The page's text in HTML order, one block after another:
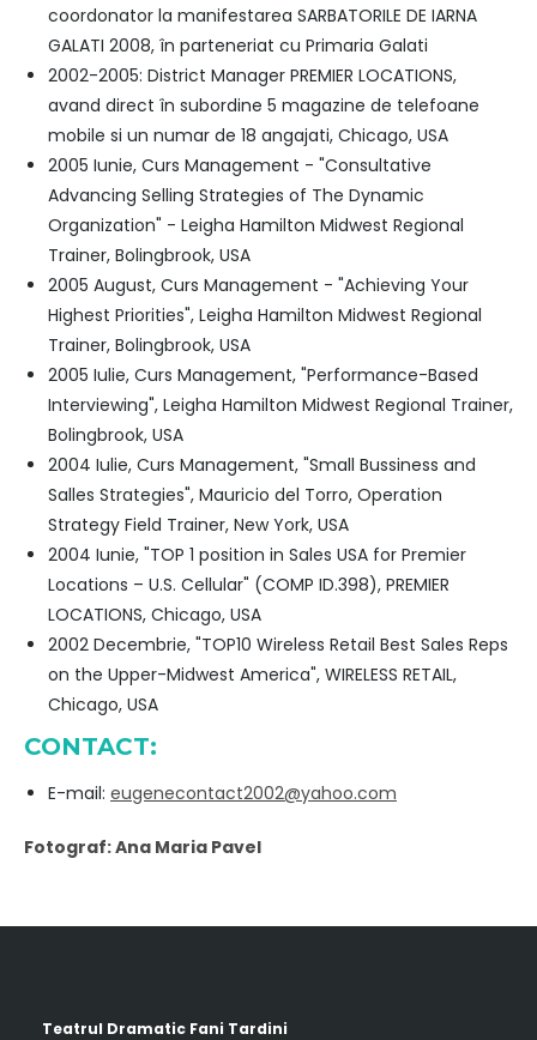
coordonator la manifestarea SARBATORILE DE IARNA
GALATI 2008, în parteneriat cu Primaria Galati
2002-2005: District Manager PREMIER LOCATIONS,
avand direct în subordine 5 magazine de telefoane
mobile si un numar de 18 angajati, Chicago, USA
2005 Iunie, Curs Management - "Consultative
Advancing Selling Strategies of The Dynamic
Organization" - Leigha Hamilton Midwest Regional
Trainer, Bolingbrook, USA
2005 August, Curs Management - "Achieving Your
Highest Priorities", Leigha Hamilton Midwest Regional
Trainer, Bolingbrook, USA
2005 Iulie, Curs Management, "Performance-Based
Interviewing", Leigha Hamilton Midwest Regional Trainer,
Bolingbrook, USA
2004 Iulie, Curs Management, "Small Bussiness and
Salles Strategies", Mauricio del Torro, Operation
Strategy Field Trainer, New York, USA
2004 Iunie, "TOP 1 position in Sales USA for Premier
Locations – U.S. Cellular" (COMP ID.398), PREMIER
LOCATIONS, Chicago, USA
2002 Decembrie, "TOP10 Wireless Retail Best Sales Reps
on the Upper-Midwest America", WIRELESS RETAIL,
Chicago, USA
CONTACT:
E-mail: eugenecontact2002@yahoo.com
Fotograf: Ana Maria Pavel
Teatrul Dramatic Fani Tardini